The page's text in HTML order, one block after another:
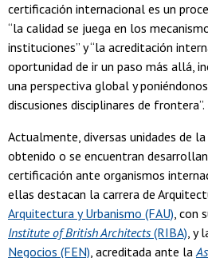
certificación internacional es un
“la calidad se juega en los
instituciones” y “la acreditación
oportunidad de ir un paso más allá,
una perspectiva global y
discusiones disciplinares de frontera”.
Actualmente, diversas unidades de
obtenido o se encuentran
certificación ante organismos
ellas destacan la carrera de
Arquitectura y Urbanismo (FAU), con
Institute of British Architects(RIBA), y
Negocios (FEN), acreditada ante la